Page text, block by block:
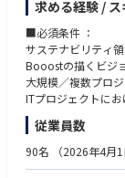
本ポジションでは
として推進すると
クトに反映させる
ます。
■業務詳細：
サステナビリティ
y」
求める経験 / ス
■必須条件 ：
サステナビリティ
Booostの描くビジ
大規模／複数プロ
ITプロジェクトに
システム開発の提案
要件定義の経験
日本語にてコミュ
従業員数
90名 （2026年4月1